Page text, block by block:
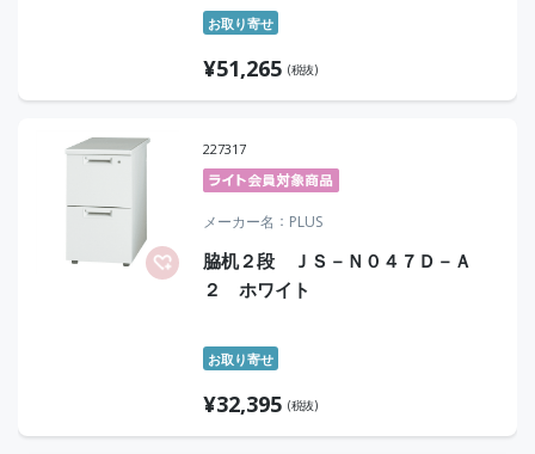
お取り寄せ
¥51,265 (税抜)
227317
メーカー名 PLUS
脇机２段 ＪＳ－Ｎ０４７Ｄ－Ａ
２ ホワイト
お取り寄せ
¥32,395 (税抜)